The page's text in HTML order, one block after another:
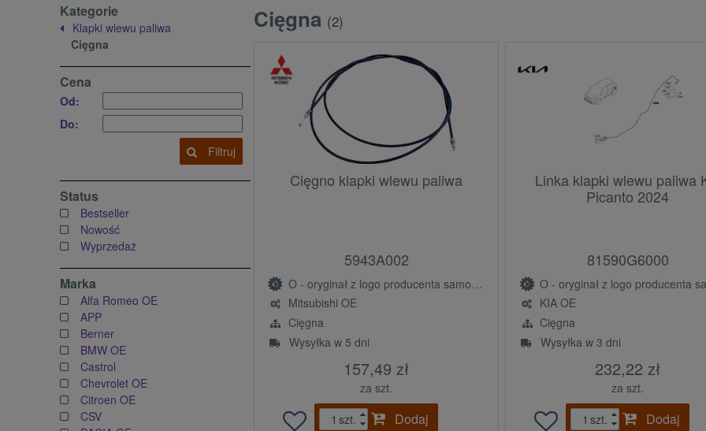
Kategorie
Klapki wlewu paliwa
Cięgna
Cena
Od:
Do:
Filtruj
Status
Bestseller
Nowość
Wyprzedaż
Marka
Alfa Romeo OE
APP
Berner
BMW OE
Castrol
Chevrolet OE
Citroen OE
CSV
Cięgna (2)
Cięgno klapki wlewu paliwa
5943A002
O - oryginał z logo producenta samochodu (OE)
Mitsubishi OE
Cięgna
Wysyłka w 5 dni
157,49 zł
za szt.
szt.
Dodaj
Linka klapki wlewu paliwa
Picanto 2024
81590G6000
O - oryginał z logo producenta samochodu
KIA OE
Cięgna
Wysyłka w 3 dni
232,22 zł
za szt.
szt.
Dodaj